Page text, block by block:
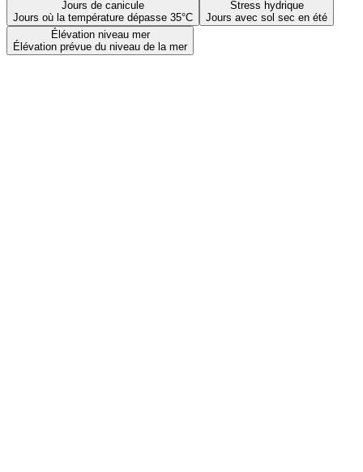
Jours de canicule
Jours où la température dépasse 35°C
Stress hydrique
Jours avec sol sec en été
Élévation niveau mer
Élévation prévue du niveau de la mer